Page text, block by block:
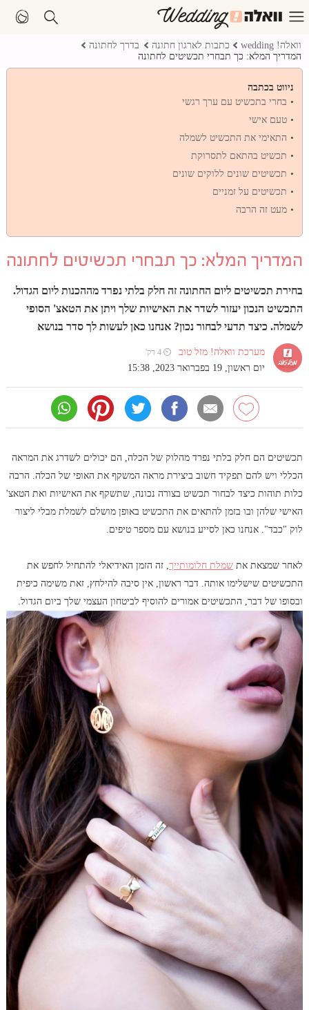
וואלה! wedding כתבות לארגון חתונה
בדרך לחתונה
המדריך המלא: כך תבחרי תכשיטים לחתונה
ניווט בכתבה
בחרי בתכשיט עם ערך רגשי
טעם אישי
התאימי את התכשיט לשמלה
תכשיט בהתאם לתסרוקת
תכשיטים שונים ללוקים שונים
תכשיטים על זמניים
מעט זה הרבה
המדריך המלא: כך תבחרי תכשיטים לחתונה
בחירת תכשיטים ליום החתונה זה חלק בלתי נפרד מההכנות ליום הגדול.
התכשיט הנכון יעזור לשדר את האישיות שלך ויתן את הטאצ' הסופי
לשמלה. כיצד תדעי לבחור נכון? אנחנו כאן לעשות לך סדר בנושא
מערכת וואלה! מזל טוב ⏲ 4 דק'
יום ראשון, 19 בפברואר 2023, 15:38
תכשיטים הם חלק בלתי נפרד מהלוק של הכלה, הם יכולים לשדרג את המראה
הכללי ויש להם תפקיד חשוב ביצירת מראה המשקף את האופי של הכלה. הרבה
כלות תוהות כיצד לבחור תכשיט בצורה נכונה, שתשקף את האישיות ואת הטאצ'
האישי שלהן ובו בזמן להתאים את התכשיט באופן מושלם לשמלת מבלי ליצור
לוק "כבד". אנחנו כאן לסייע בנושא עם מספר טיפים.
לאחר שמצאת את שמלת חלומותייך, זה הזמן האידיאלי להתחיל לחפש את
התכשיטים שישלימו אותה. דבר ראשון, אין סיבה להילחץ, זאת משימה כיפית
ובסופו של דבר, התכשיטים אמורים להוסיף לביטחון העצמי שלך ביום הגדול.